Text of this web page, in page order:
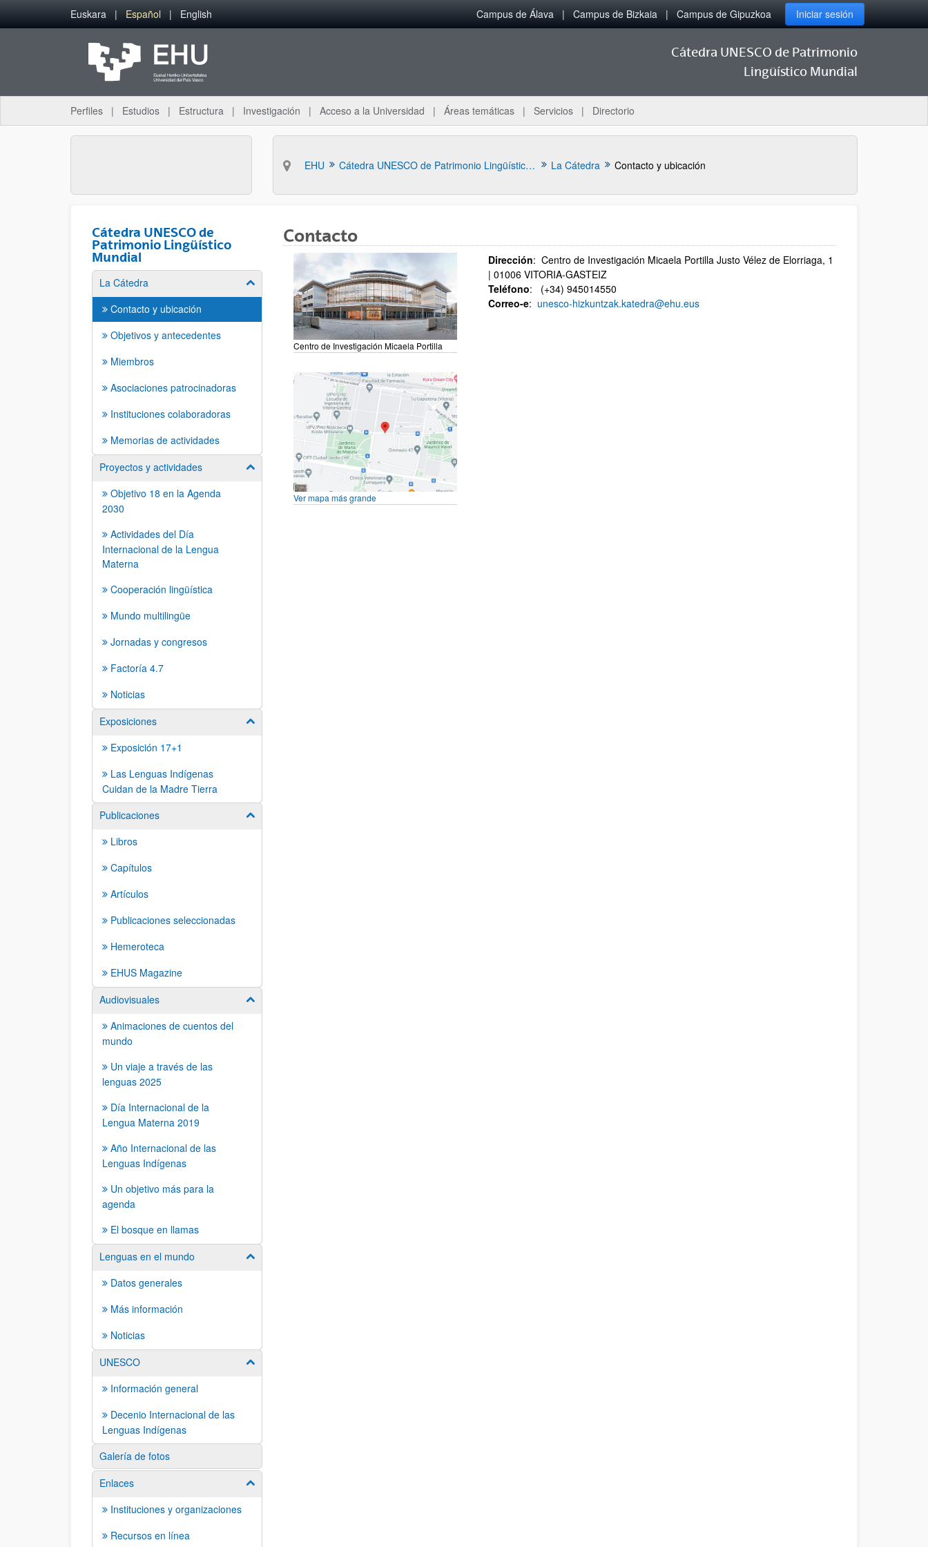
Saltar al contenido principal
Euskara Español English Campus de Álava Campus de Bizkaia Campus de Gipuzkoa Iniciar sesión
Cátedra UNESCO de Patrimonio
Lingüístico Mundial
Perfiles Estudios Estructura Investigación Acceso a la Universidad Áreas temáticas Servicios Directorio
EHU Cátedra UNESCO de Patrimonio Lingüístico Mundial La Cátedra Contacto y ubicación
Cátedra UNESCO de
Patrimonio Lingüístico
Mundial
La Cátedra Mostrar/ocultar subpáginas
Contacto y ubicación
Objetivos y antecedentes
Miembros
Asociaciones patrocinadoras
Instituciones colaboradoras
Memorias de actividades
Proyectos y actividades
Mostrar/ocultar subpáginas
Objetivo 18 en la Agenda
2030
Actividades del Día
Internacional de la Lengua
Materna
Cooperación lingüística
Mundo multilingüe
Jornadas y congresos
Factoría 4.7
Noticias
Exposiciones
Mostrar/ocultar subpáginas
Exposición 17+1
Las Lenguas Indígenas
Cuidan de la Madre Tierra
Publicaciones
Mostrar/ocultar subpáginas
Libros
Capítulos
Artículos
Publicaciones seleccionadas
Hemeroteca
EHUS Magazine
Audiovisuales
Mostrar/ocultar subpáginas
Animaciones de cuentos del
mundo
Un viaje a través de las
lenguas 2025
Día Internacional de la
Lengua Materna 2019
Año Internacional de las
Lenguas Indígenas
Un objetivo más para la
agenda
El bosque en llamas
Lenguas en el mundo
Mostrar/ocultar subpáginas
Datos generales
Más información
Noticias
UNESCO
Mostrar/ocultar subpáginas
Información general
Decenio Internacional de las
Lenguas Indígenas
Galería de fotos
Enlaces
Mostrar/ocultar subpáginas
Instituciones y organizaciones
Recursos en línea
Contacto
Centro de Investigación Micaela Portilla
Dirección: Centro de Investigación Micaela Portilla Justo Vélez de Elorriaga, 1
| 01006 VITORIA-GASTEIZ
Teléfono: (+34) 945014550
Correo-e: unesco-hizkuntzak.katedra@ehu.eus
Ver mapa más grande